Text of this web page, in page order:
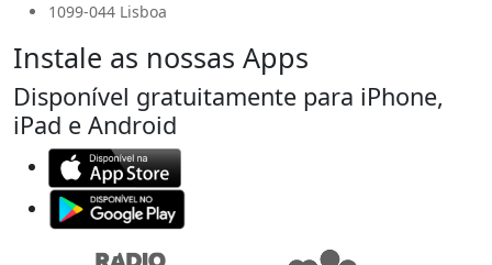
1099-044 Lisboa
Instale as nossas Apps
Disponível gratuitamente para iPhone,
iPad e Android